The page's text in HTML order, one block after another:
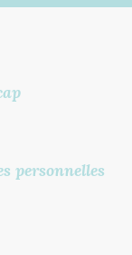
personnelles